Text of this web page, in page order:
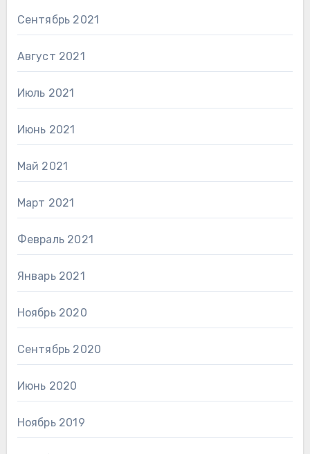
Сентябрь 2021
Август 2021
Июль 2021
Июнь 2021
Май 2021
Март 2021
Февраль 2021
Январь 2021
Ноябрь 2020
Сентябрь 2020
Июнь 2020
Ноябрь 2019